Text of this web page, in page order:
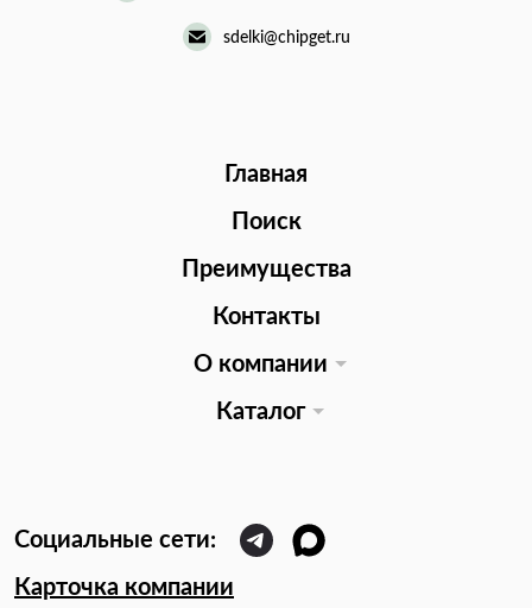
sdelki@chipget.ru
Главная
Поиск
Преимущества
Контакты
О компании
Каталог
Карточка компании